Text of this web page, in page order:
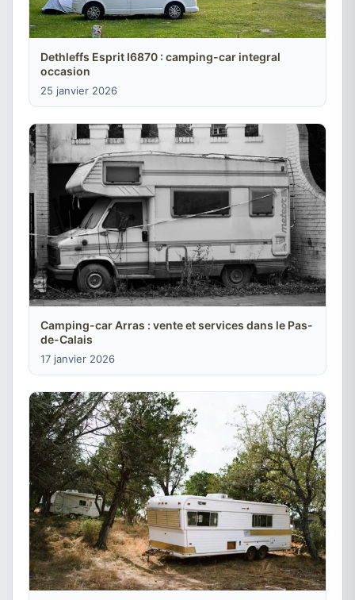
Dethleffs Esprit I6870 : camping-car integral
occasion
25 janvier 2026
Camping-car Arras : vente et services dans le Pas-
de-Calais
17 janvier 2026